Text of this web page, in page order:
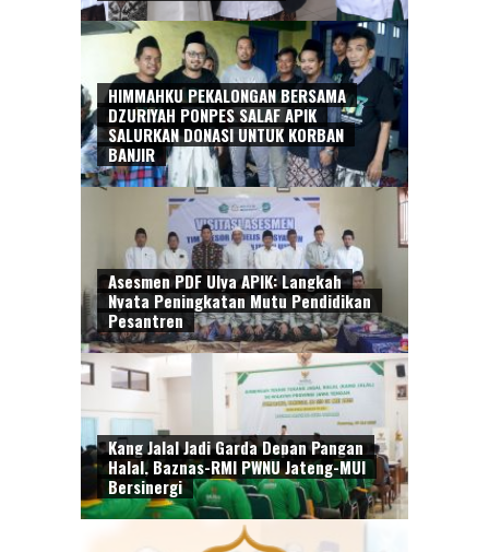
HIMMAHKU PEKALONGAN BERSAMA
DZURIYAH PONPES SALAF APIK
SALURKAN DONASI UNTUK KORBAN
BANJIR
Asesmen PDF Ulya APIK: Langkah
Nyata Peningkatan Mutu Pendidikan
Pesantren
Kang Jalal Jadi Garda Depan Pangan
Halal, Baznas-RMI PWNU Jateng-MUI
Bersinergi